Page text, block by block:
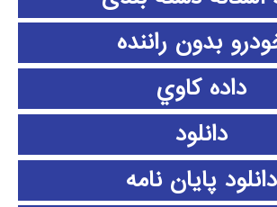
بدون راننده
داده كاوي
دانلود
دانلود پايان نامه